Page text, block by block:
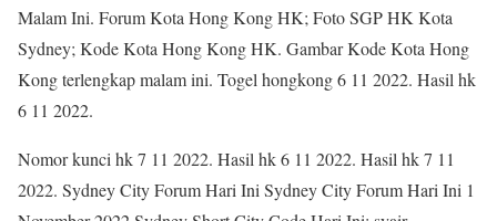
Malam Ini. Forum Kota Hong Kong HK; Foto SGP HK Kota
Sydney; Kode Kota Hong Kong HK. Gambar Kode Kota Hong
Kong terlengkap malam ini. Togel hongkong 6 11 2022. Hasil hk
6 11 2022.
Nomor kunci hk 7 11 2022. Hasil hk 6 11 2022. Hasil hk 7 11
2022. Sydney City Forum Hari Ini Sydney City Forum Hari Ini 1